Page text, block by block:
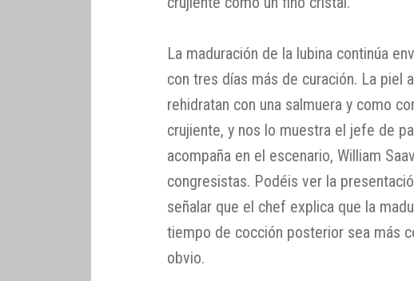
La maduración de la lubina continúa
con tres días más de curación. La piel
rehidratan con una salmuera y como
crujiente, y nos lo muestra el jefe de
acompaña en el escenario, William
congresistas. Podéis ver la
señalar que el chef explica que la
tiempo de cocción posterior sea más
obvio.